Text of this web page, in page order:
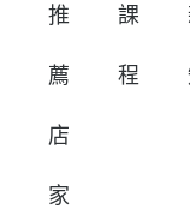
推
薦
店
家
課
程